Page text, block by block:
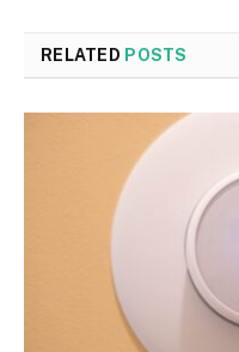
RELATED POSTS